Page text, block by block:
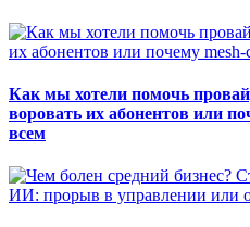
Как мы хотели помочь
воровать их абонентов или
всем